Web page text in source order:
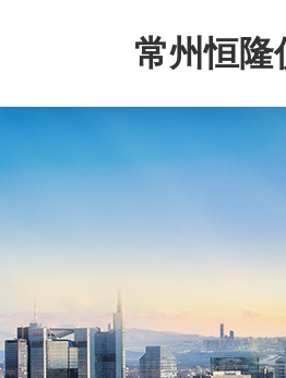
常州恒隆